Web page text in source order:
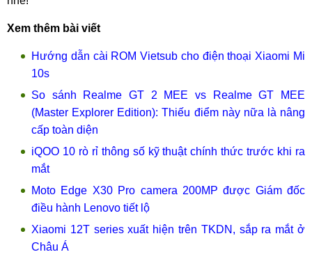
Xem thêm bài viết
Hướng dẫn cài ROM Vietsub cho điện thoại Xiaomi Mi
10s
So sánh Realme GT 2 MEE vs Realme GT MEE
(Master Explorer Edition): Thiếu điểm này nữa là nâng
cấp toàn diện
iQOO 10 rò rỉ thông số kỹ thuật chính thức trước khi ra
mắt
Moto Edge X30 Pro camera 200MP được Giám đốc
điều hành Lenovo tiết lộ
Xiaomi 12T series xuất hiện trên TKDN, sắp ra mắt ở
Châu Á